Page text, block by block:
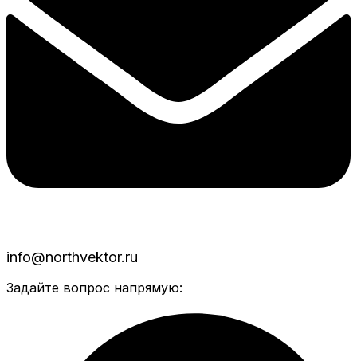
info@northvektor.ru
Задайте вопрос напрямую: